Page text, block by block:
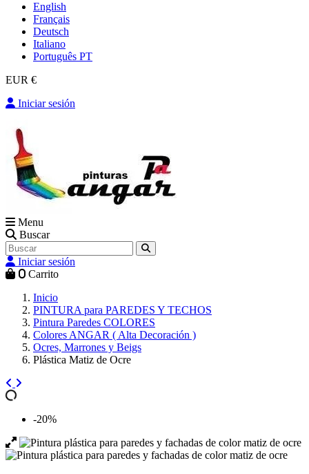
English
Français
Deutsch
Italiano
Português PT
EUR €
Iniciar sesión
Menu
Buscar
Iniciar sesión
0 Carrito
Inicio
PINTURA para PAREDES Y TECHOS
Pintura Paredes COLORES
Colores ANGAR ( Alta Decoración )
Ocres, Marrones y Beigs
Plástica Matiz de Ocre
-20%